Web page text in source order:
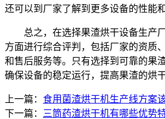
还可以到厂家了解到更多设备的性能
总之，在选择果渣烘干设备生产
方面进行综合评判，包括厂家的资质
和售后服务等。只有选择到可靠的果
确保设备的稳定运行，提高果渣的烘干
上一篇： 食用菌渣烘干机生产线方案
下一篇：
三筒药渣烘干机有哪些优势